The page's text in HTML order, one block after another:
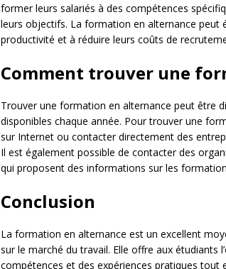
former leurs salariés à des compétences
leurs objectifs. La formation en alternance peut
productivité et à réduire leurs coûts de
Comment trouver une
Trouver une formation en alternance peut être
disponibles chaque année. Pour trouver une
sur Internet ou contacter directement des
Il est également possible de contacter des
qui proposent des informations sur les
Conclusion
La formation en alternance est un excellent
sur le marché du travail. Elle offre aux étudiants
compétences et des expériences pratiques tout